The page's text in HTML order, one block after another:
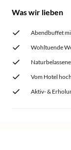
Was wir lieben
Abendbuffet
Wohltuende
Vom Hotel
Aktiv- &